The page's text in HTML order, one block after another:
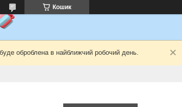
Кошик
оброблена в найближчий робочий день.